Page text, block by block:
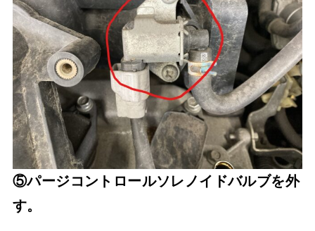
⑤パージコントロールソレノイドバルブを外
す。